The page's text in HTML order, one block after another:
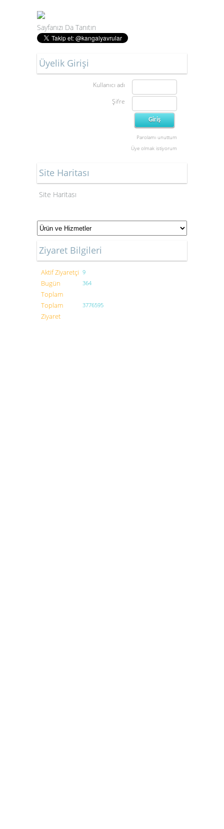
Sayfanızı Da Tanıtın
Üyelik Girişi
Kullanıcı adı
Şifre
Parolamı unuttum
Üye olmak istiyorum
Site Haritası
Site Haritası
Ziyaret Bilgileri
Aktif Ziyaretçi 9
Bugün
Toplam
364
Toplam
Ziyaret
3776595